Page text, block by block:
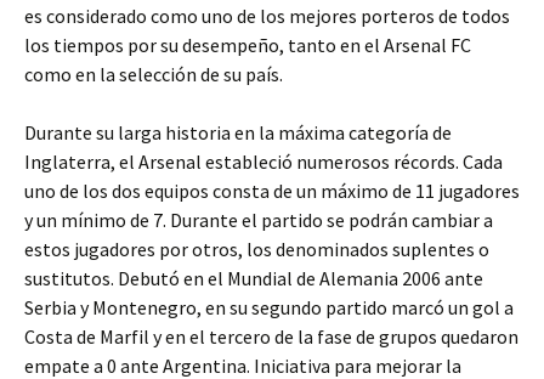
es considerado como uno de los mejores porteros de todos
los tiempos por su desempeño, tanto en el Arsenal FC
como en la selección de su país.
Durante su larga historia en la máxima categoría de
Inglaterra, el Arsenal estableció numerosos récords. Cada
uno de los dos equipos consta de un máximo de 11 jugadores
y un mínimo de 7. Durante el partido se podrán cambiar a
estos jugadores por otros, los denominados suplentes o
sustitutos. Debutó en el Mundial de Alemania 2006 ante
Serbia y Montenegro, en su segundo partido marcó un gol a
Costa de Marfil y en el tercero de la fase de grupos quedaron
empate a 0 ante Argentina. Iniciativa para mejorar la